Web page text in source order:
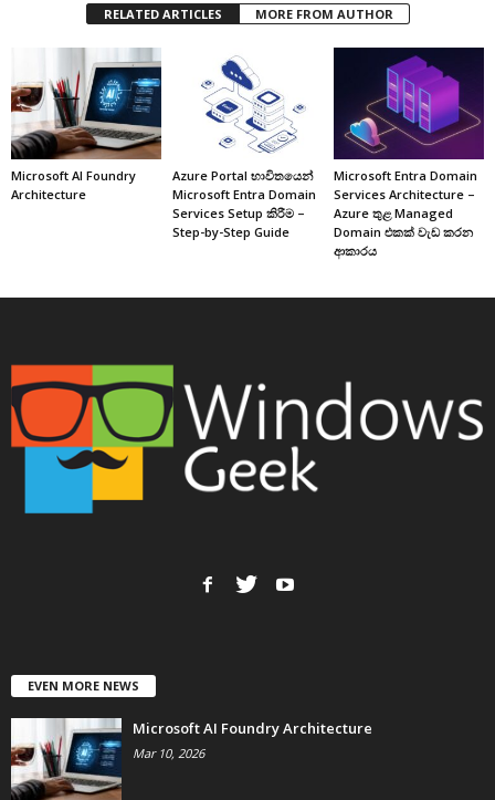
RELATED ARTICLES MORE FROM AUTHOR
Microsoft AI Foundry
Architecture
Azure Portal භාවිතයෙන්
Microsoft Entra Domain
Services Setup කිරීම –
Step-by-Step Guide
Microsoft Entra Domain
Services Architecture –
Azure තුළ Managed
Domain එකක් වැඩ කරන
ආකාරය
EVEN MORE NEWS
Microsoft AI Foundry Architecture
Mar 10, 2026